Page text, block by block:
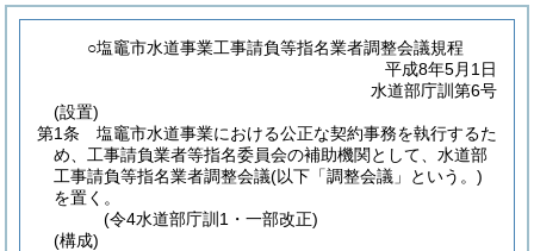
○塩竈市水道事業工事請負等指名業者調整会議規程
平成8年5月1日
水道部庁訓第6号
(設置)
第1条
塩竈市水道事業における公正な契約事務を執行するた
め、工事請負業者等指名委員会の補助機関として、水道部
工事請負等指名業者調整会議(以下「調整会議」という。)
を置く。
(令4水道部庁訓1・一部改正)
(構成)